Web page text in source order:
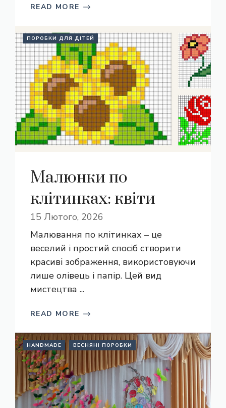
READ MORE
ПОРОБКИ ДЛЯ ДІТЕЙ
Малюнки по
клітинках: квіти
15 Лютого, 2026
Малювання по клітинках – це
веселий і простий спосіб створити
красиві зображення, використовуючи
лише олівець і папір. Цей вид
мистецтва ...
READ MORE
HANDMADE ВЕСНЯНІ ПОРОБКИ